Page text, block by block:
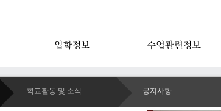
학교활동 및 소식 공지사항